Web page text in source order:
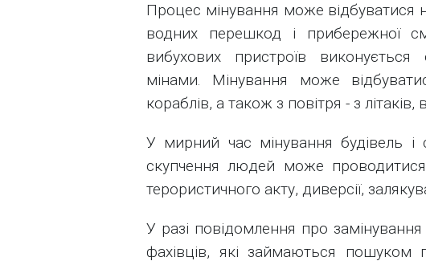
Процес мінування може відбуватися
водних перешкод і прибережної
вибухових пристроїв виконується
мінами. Мінування може
кораблів, а також з повітря - з літаків,
У мирний час мінування будівель
скупчення людей може
терористичного акту, диверсії,
У разі повідомлення про
фахівців, які займаються пошуком